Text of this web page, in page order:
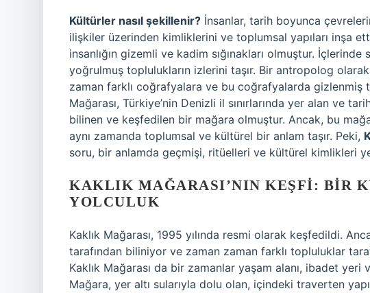
Kültürler nasıl şekillenir? İnsanlar, tarih boyunca
ilişkiler üzerinden kimliklerini ve toplumsal yapıları inşa
insanlığın gizemli ve kadim sığınakları olmuştur. İçlerinde
yoğrulmuş toplulukların izlerini taşır. Bir antropolog
zaman farklı coğrafyalara ve bu coğrafyalarda gizlenmiş
Mağarası, Türkiye’nin Denizli il sınırlarında yer alan ve
bilinen ve keşfedilen bir mağara olmuştur. Ancak, bu
aynı zamanda toplumsal ve kültürel bir anlam taşır. Peki,
soru, bir anlamda geçmişi, ritüelleri ve kültürel kimlikleri
KAKLIK MAĞARASI’NIN KEŞFI: BIR
YOLCULUK
Kaklık Mağarası, 1995 yılında resmi olarak keşfedildi.
tarafından biliniyor ve zaman zaman farklı topluluklar
Kaklık Mağarası da bir zamanlar yaşam alanı, ibadet yeri
Mağara, yer altı sularıyla dolu olan, içindeki traverten